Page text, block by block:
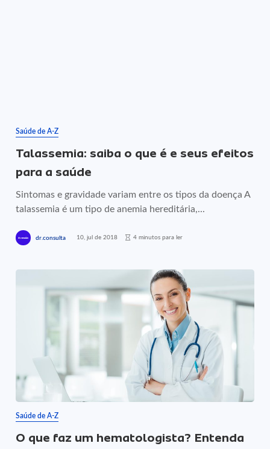
Saúde de A-Z
Talassemia: saiba o que é e seus efeitos
para a saúde
Sintomas e gravidade variam entre os tipos da doença A
talassemia é um tipo de anemia hereditária,...
dr.consulta 10, jul de 2018 4 minutos para ler
Saúde de A-Z
O que faz um hematologista? Entenda